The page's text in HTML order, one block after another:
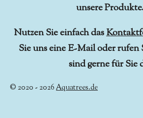
unsere
Nutzen Sie einfach das
Sie uns eine E-Mail oder rufen
sind gerne für Sie
© 2020 - 2026Aquatrees.de